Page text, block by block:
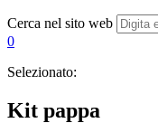
Cerca nel sito web
0
Selezionato:
Kit pappa